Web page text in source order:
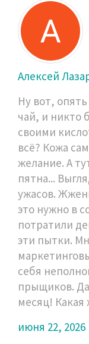
Алексей
Ну вот,
чай, и никто
своими
всё? Кожа
желание. А
пятна...
ужасов.
это нужно в
потратили
эти пытки.
себя
прыщиков.
месяц! Какая
июня 22, 2026